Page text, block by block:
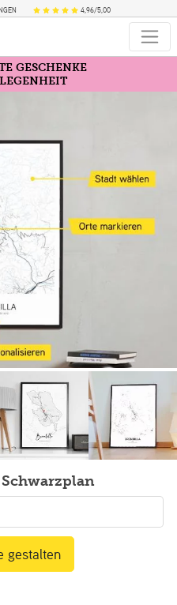
4,96/5,00
GESCHENKE
gestalten